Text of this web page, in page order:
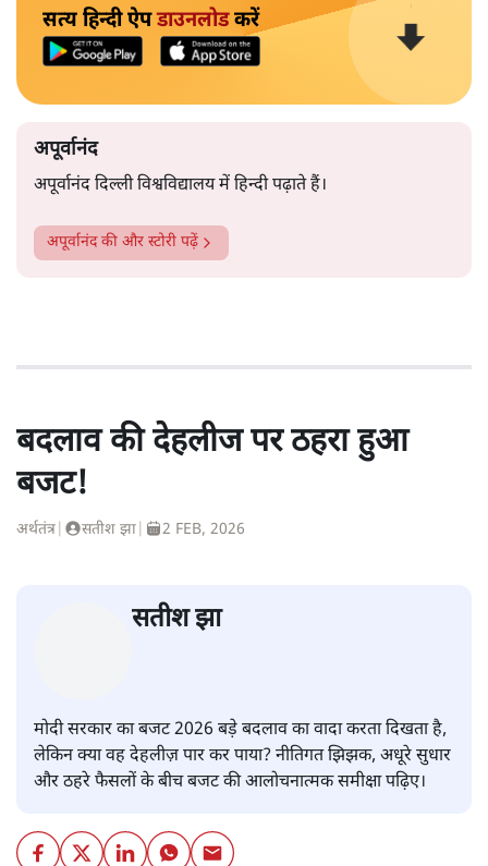
सत्य हिन्दी ऐपडाउनलोडकरें
अपूर्वानंद
अपूर्वानंद दिल्ली विश्वविद्यालय में हिन्दी पढ़ाते हैं।
अपूर्वानंदकी और स्टोरी पढ़ें
बदलाव की देहलीज पर ठहरा हुआ
बजट!
अर्थतंत्र सतीश झा 2 FEB, 2026
सतीश झा